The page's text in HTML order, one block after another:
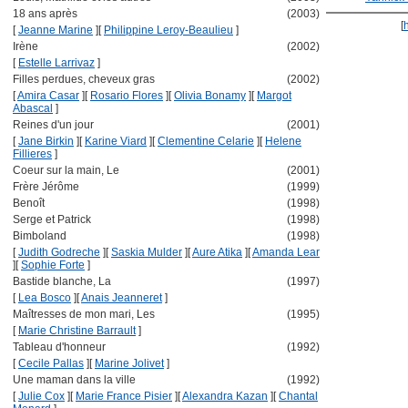
18 ans après
(2003)
[Jeanne Marine ] [ Philippine Leroy-Beaulieu ]
Irène
(2002)
[ Estelle Larrivaz ]
Filles perdues, cheveux gras
(2002)
[Amira Casar ] [ Rosario Flores ] [Olivia Bonamy ] [ Margot
Abascal ]
Reines d'un jour
(2001)
[Jane Birkin ] [ Karine Viard ] [Clementine Celarie ] [ Helene
Fillieres ]
Coeur sur la main, Le
(2001)
Frère Jérôme
(1999)
Benoît
(1998)
Serge et Patrick
(1998)
Bimboland
(1998)
[Judith Godreche ] [Saskia Mulder ] [Aure Atika ] [Amanda Lear
] [Sophie Forte ]
Bastide blanche, La
(1997)
[ Lea Bosco ] [Anais Jeanneret]
Maîtresses de mon mari, Les
(1995)
[ Marie Christine Barrault]
Tableau d'honneur
(1992)
[Cecile Pallas ] [ Marine Jolivet]
Une maman dans la ville
(1992)
[Julie Cox ] [ Marie France Pisier ] [Alexandra Kazan ] [Chantal
[